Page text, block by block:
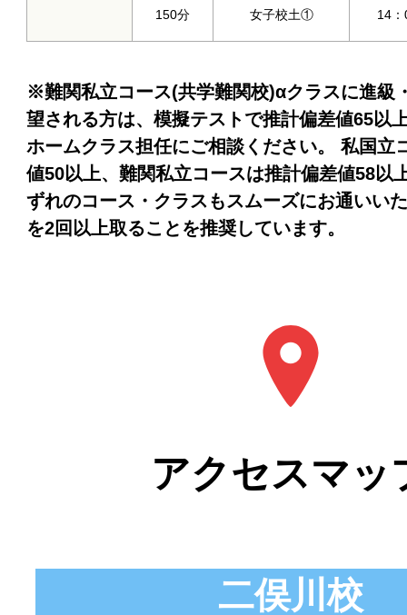
150分 女子校土① 14
※難関私立コース(共学難関校)αクラスに進級
望される方は、模擬テストで推計偏差値65以
ホームクラス担任にご相談ください。 私国立
値50以上、難関私立コースは推計偏差値58以
ずれのコース・クラスもスムーズにお通いい
を2回以上取ることを推奨しています。
アクセスマッ
二俣川校